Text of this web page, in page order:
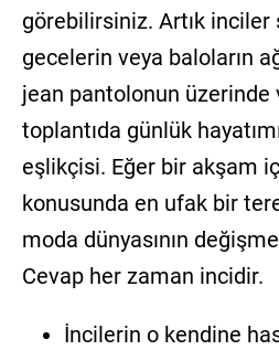
görebilirsiniz. Artık inciler
gecelerin veya baloların
jean pantolonun
toplantıda günlük
eşlikçisi. Eğer bir akşam
konusunda en ufak bir
moda dünyasının
Cevap her zaman incidir.
İncilerin o kendine